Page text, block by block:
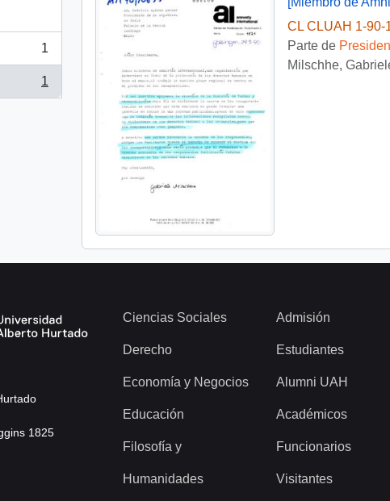
1
1
CL CLUAH 1-90-
Parte de
Milschhe,
1825
Ciencias Sociales
Derecho
Economía y Negocios
Educación
Filosofía y
Humanidades
Admisión
Estudiantes
Alumni UAH
Académicos
Funcionarios
Visitantes